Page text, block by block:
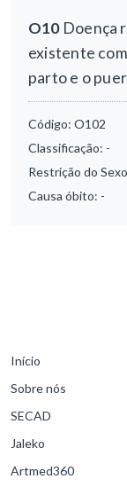
O10Doença
existente
parto e o
Código: O102
Classificação: -
Restrição do
Causa óbito: -
Início
Sobre nós
SECAD
Jaleko
Artmed360